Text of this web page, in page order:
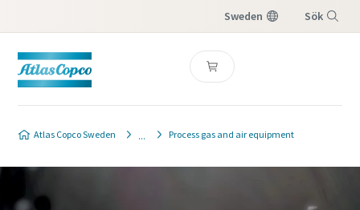
Sweden Sök
Atlas Copco Sweden Process gas and air equipment